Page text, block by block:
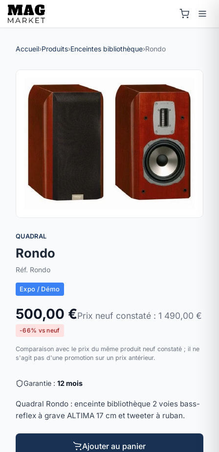
Accueil›Produits›Enceintes bibliothèque›Rondo
QUADRAL
Rondo
Réf. Rondo
Expo / Démo
500,00 €Prix neuf constaté : 1 490,00 €
-66% vs neuf
Comparaison avec le prix du même produit neuf constaté ; il ne
s'agit pas d'une promotion sur un prix antérieur.
Garantie : 12 mois
Quadral Rondo : enceinte bibliothèque 2 voies bass-
reflex à grave ALTIMA 17 cm et tweeter à ruban.
Ajouter au panier